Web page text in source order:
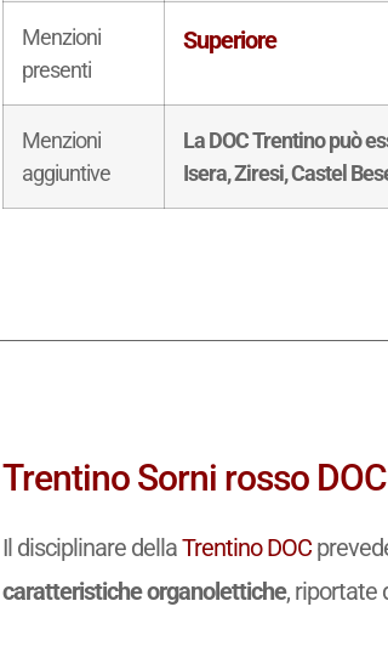
Menzioni
presenti
Superiore
Menzioni
aggiuntive
La DOC Trentino può
Isera, Ziresi, Castel
Trentino Sorni rosso
Il disciplinare dellaTrentino DOC
caratteristiche organolettiche, riportate